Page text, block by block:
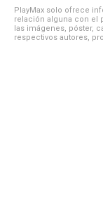
PlayMax solo ofrece
relación alguna con el
las imágenes, póster,
respectivos autores,